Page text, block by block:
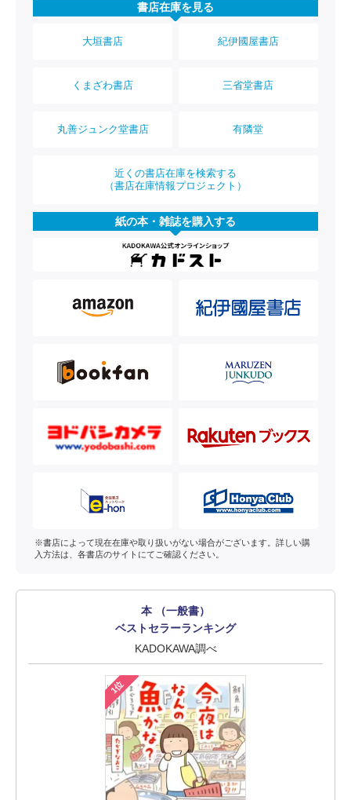
書店在庫を見る
大垣書店 紀伊國屋書店
くまざわ書店 三省堂書店
丸善ジュンク堂書店 有隣堂
近くの書店在庫を検索する
（書店在庫情報プロジェクト）
紙の本・雑誌を購入する
※書店によって現在在庫や取り扱いがない場合がございます。詳しい購
入方法は、各書店のサイトにてご確認ください。
本 （一般書）
ベストセラーランキング
KADOKAWA調べ
1位